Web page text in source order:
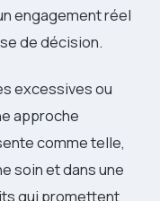
engagement réel
de décision.
excessives ou
approche
comme telle,
soin et dans une
qui promettent